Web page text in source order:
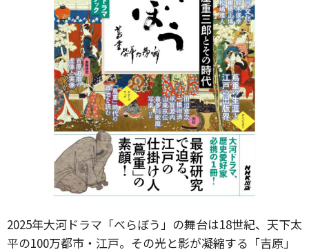
2025年大河ドラマ「べらぼう」の舞台は18世紀、天下太
平の100万都市・江戸。その光と影が凝縮する「吉原」